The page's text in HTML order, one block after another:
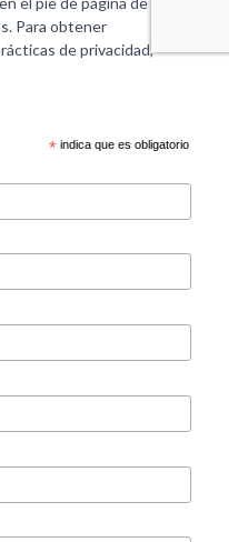
* indica que es obligatorio